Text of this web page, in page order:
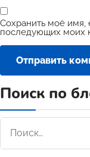
Сохранить моё имя,
последующих моих
Поиск по